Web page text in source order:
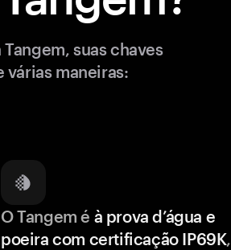
suas chaves
várias maneiras:
O Tangem é à prova d’água e
poeira com certificação IP69K,